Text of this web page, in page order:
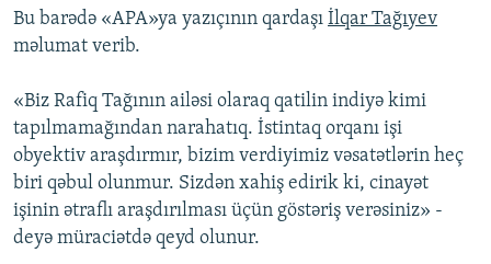
MULTIMEDIA
VIDEO
FOTOQALEREYA
İNFOQRAFIKA
KARIKATURA
RADIO ARXIV
OXU ZALI
AZƏRBAYCAN ƏDƏBIYYATI KITABXANASI
İSLAM VƏ DEMOKRATIYA
İZ - MƏDƏNIYYƏT PROQRAMI
HAQQIMIZDA
MISSIYAMIZ
PEŞƏ ETIKASI VƏ JURNALISTIKA STANDARTLARIMIZ
MATERIALLARIMIZDAN ISTIFADƏ
AZADLIQRADIOSU MOBIL TELEFONUNUZDA
BIZI IZLƏ
RFE/RL-in bütün saytları
Bu barədə «APA»ya yazıçının qardaşı İlqar Tağıyev
məlumat verib.
«Biz Rafiq Tağının ailəsi olaraq qatilin indiyə kimi
tapılmamağından narahatıq. İstintaq orqanı işi
obyektiv araşdırmır, bizim verdiyimiz vəsatətlərin heç
biri qəbul olunmur. Sizdən xahiş edirik ki, cinayət
işinin ətraflı araşdırılması üçün göstəriş verəsiniz» -
deyə müraciətdə qeyd olunur.